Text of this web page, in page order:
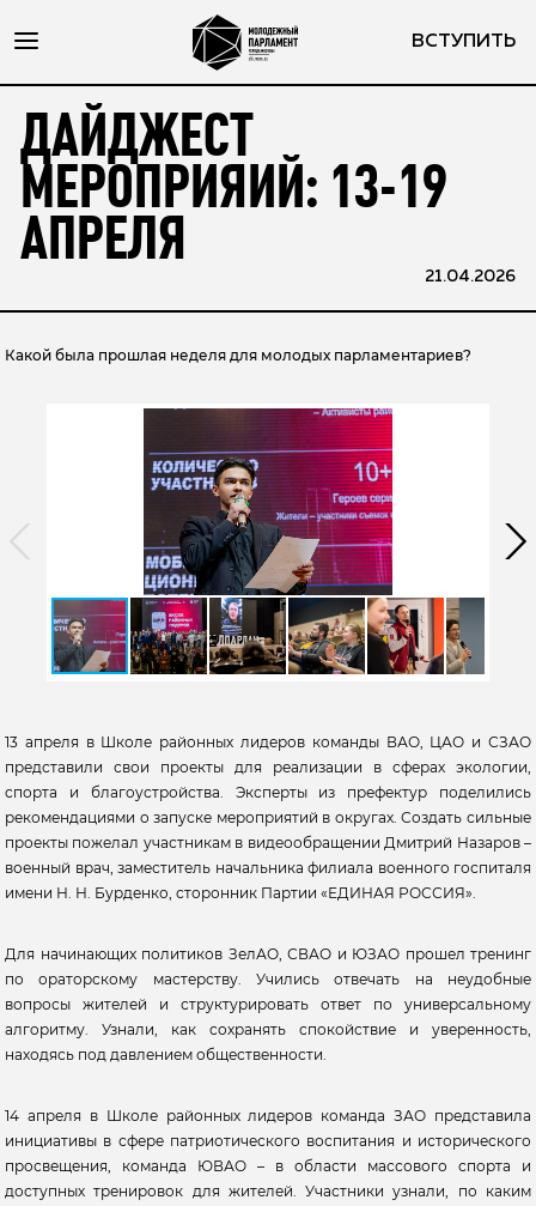
ВСТУПИТЬ
ДАЙДЖЕСТ
МЕРОПРИЯИЙ: 13-19
АПРЕЛЯ
21.04.2026
Какой была прошлая неделя для молодых парламентариев?
13 апреля в Школе районных лидеров команды ВАО, ЦАО и СЗАО
представили свои проекты для реализации в сферах экологии,
спорта и благоустройства. Эксперты из префектур поделились
рекомендациями о запуске мероприятий в округах. Создать сильные
проекты пожелал участникам в видеообращении Дмитрий Назаров –
военный врач, заместитель начальника филиала военного госпиталя
имени Н. Н. Бурденко, сторонник Партии «ЕДИНАЯ РОССИЯ».
Для начинающих политиков ЗелАО, СВАО и ЮЗАО прошел тренинг
по ораторскому мастерству. Учились отвечать на неудобные
вопросы жителей и структурировать ответ по универсальному
алгоритму. Узнали, как сохранять спокойствие и уверенность,
находясь под давлением общественности.
14 апреля в Школе районных лидеров команда ЗАО представила
инициативы в сфере патриотического воспитания и исторического
просвещения, команда ЮВАО – в области массового спорта и
доступных тренировок для жителей. Участники узнали, по каким